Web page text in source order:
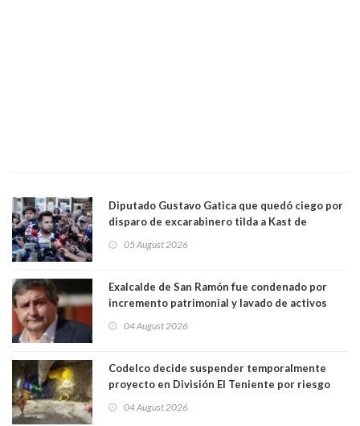
Diputado Gustavo Gatica que quedó ciego por
disparo de excarabinero tilda a Kast de
absolución del exuniformado. Presidente DC
05 August 2026
Exalcalde de San Ramón fue condenado por
incremento patrimonial y lavado de activos
04 August 2026
Codelco decide suspender temporalmente
proyecto en División El Teniente por riesgo
04 August 2026